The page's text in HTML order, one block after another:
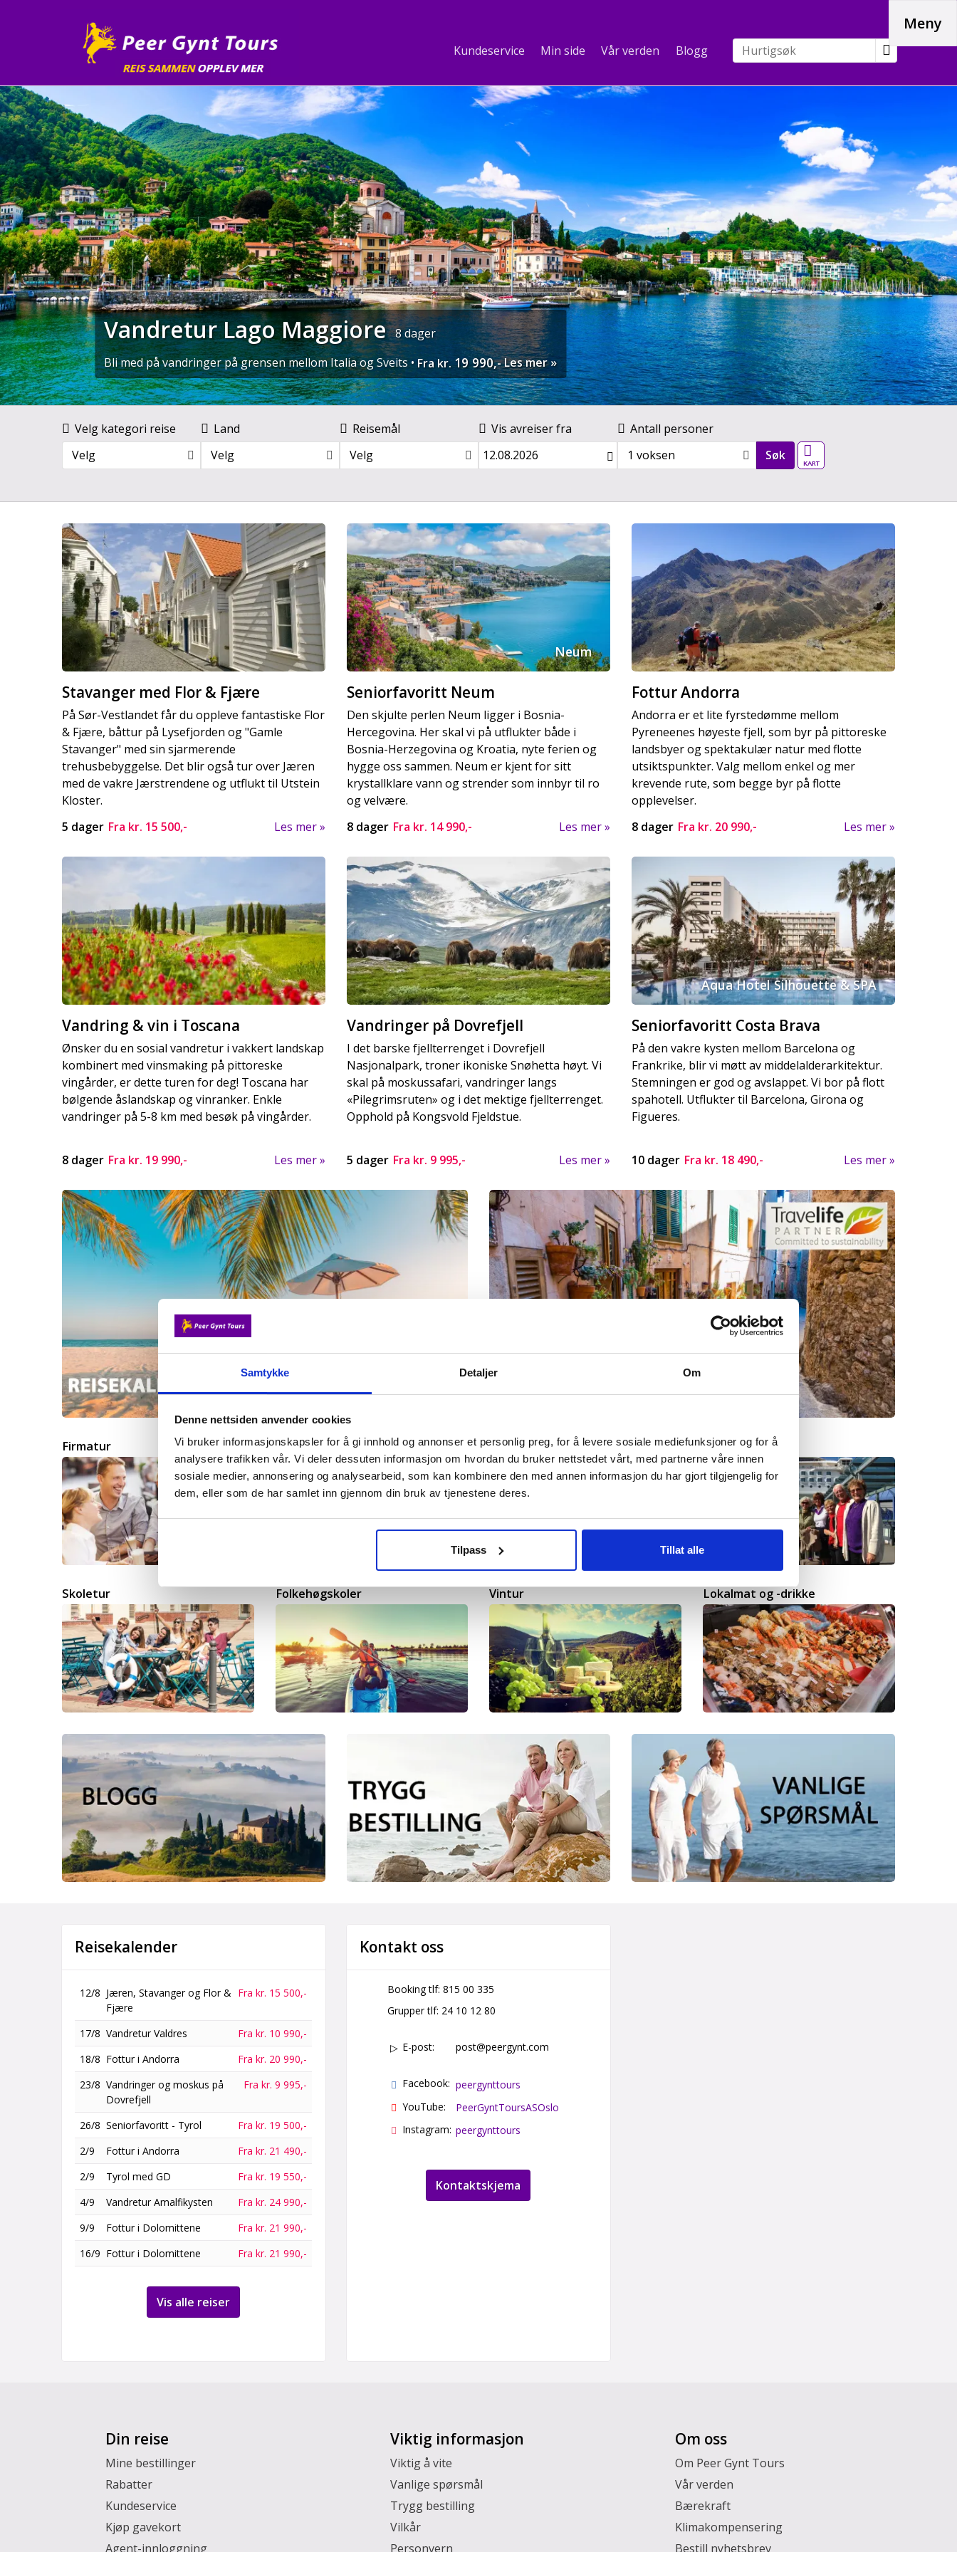
Samtykke Detaljer Om
Denne nettsiden anvender cookies
Vi bruker informasjonskapsler for å gi innhold og annonser et personlig preg, for å levere sosiale mediefunksjoner og for å
analysere trafikken vår. Vi deler dessuten informasjon om hvordan du bruker nettstedet vårt, med partnerne våre innen
sosiale medier, annonsering og analysearbeid, som kan kombinere den med annen informasjon du har gjort tilgjengelig for
dem, eller som de har samlet inn gjennom din bruk av tjenestene deres.
Tilpass Tillat alle
Kundeservice Min side Vår verden Blogg
Vandretur Lago Maggiore 8 dager
Bli med på vandringer på grensen mellom Italia og Sveits • Fra kr. 19 990,-Les mer
Velg kategori reise
Velg
Land
Velg
Reisemål
Velg
Vis avreiser fra
Antall personer
1 voksen
Søk Vår verden - kart
Stavanger med Flor & Fjære
På Sør-Vestlandet får du oppleve fantastiske Flor
& Fjære, båttur på Lysefjorden og "Gamle
Stavanger" med sin sjarmerende
trehusbebyggelse. Det blir også tur over Jæren
med de vakre Jærstrendene og utflukt til Utstein
Kloster.
5 dager Fra kr. 15 500,- Les mer
Neum
Seniorfavoritt Neum
Den skjulte perlen Neum ligger i Bosnia-
Hercegovina. Her skal vi på utflukter både i
Bosnia-Herzegovina og Kroatia, nyte ferien og
hygge oss sammen. Neum er kjent for sitt
krystallklare vann og strender som innbyr til ro
og velvære.
8 dager Fra kr. 14 990,- Les mer
Fottur Andorra
Andorra er et lite fyrstedømme mellom
Pyreneenes høyeste fjell, som byr på pittoreske
landsbyer og spektakulær natur med flotte
utsiktspunkter. Valg mellom enkel og mer
krevende rute, som begge byr på flotte
opplevelser.
8 dager Fra kr. 20 990,- Les mer
Vandring & vin i Toscana
Ønsker du en sosial vandretur i vakkert landskap
kombinert med vinsmaking på pittoreske
vingårder, er dette turen for deg! Toscana har
bølgende åslandskap og vinranker. Enkle
vandringer på 5-8 km med besøk på vingårder.
8 dager Fra kr. 19 990,- Les mer
Vandringer på Dovrefjell
I det barske fjellterrenget i Dovrefjell
Nasjonalpark, troner ikoniske Snøhetta høyt. Vi
skal på moskussafari, vandringer langs
«Pilegrimsruten» og i det mektige fjellterrenget.
Opphold på Kongsvold Fjeldstue.
5 dager Fra kr. 9 995,- Les mer
Aqua Hotel Silhouette & SPA
Seniorfavoritt Costa Brava
På den vakre kysten mellom Barcelona og
Frankrike, blir vi møtt av middelalderarkitektur.
Stemningen er god og avslappet. Vi bor på flott
spahotell. Utflukter til Barcelona, Girona og
Figueres.
10 dager Fra kr. 18 490,- Les mer
Firmatur Kortur Seniordans
Foto: Stein Dieserud
Lag & foreninger
Skoletur Folkehøgskoler Vintur Lokalmat og -drikke
Reisekalender
12/8 Jæren, Stavanger og Flor &
Fjære
Fra kr. 15 500,-
17/8 Vandretur Valdres
Fra kr. 10 990,-
18/8 Fottur i Andorra
Fra kr. 20 990,-
23/8 Vandringer og moskus på
Dovrefjell
Fra kr. 9 995,-
26/8 Seniorfavoritt - Tyrol
Fra kr. 19 500,-
2/9
Fottur i Andorra
Fra kr. 21 490,-
2/9
Tyrol med GD
Fra kr. 19 550,-
4/9
Vandretur Amalfikysten
Fra kr. 24 990,-
9/9
Fottur i Dolomittene
Fra kr. 21 990,-
16/9 Fottur i Dolomittene Fra kr. 21 990,-
Vis alle reiser
Kontakt oss
Booking tlf:815 00 335
Grupper tlf: 24 10 12 80
E-post: post@peergynt.com
Facebook: peergynttours
YouTube:
PeerGyntToursASOslo
Instagram: peergynttours
Kontaktskjema
Din reise
Mine bestillinger
Rabatter
Kundeservice
Kjøp gavekort
Agent-innloggning
Viktig informasjon
Viktig å vite
Vanlige spørsmål
Trygg bestilling
Vilkår
Personvern
Om oss
Om Peer Gynt Tours
Vår verden
Bærekraft
Klimakompensering
Bestill nyhetsbrev
Meny